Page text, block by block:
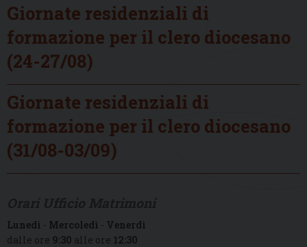
Giornate residenziali di
formazione per il clero diocesano
(24-27/08)
Giornate residenziali di
formazione per il clero diocesano
(31/08-03/09)
Lunedì - Mercoledì - Venerdì
dalle ore 9:30 alle ore 12:30